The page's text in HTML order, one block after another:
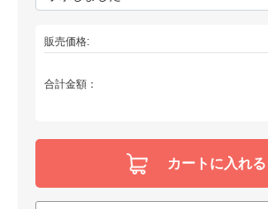
販売価格:
合計金額：
カートに入れる